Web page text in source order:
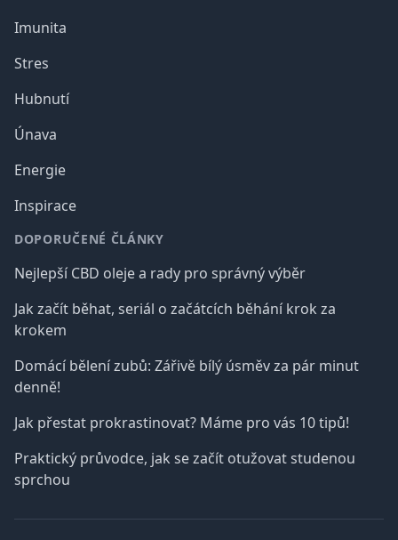
Imunita
Stres
Hubnutí
Únava
Energie
Inspirace
DOPORUČENÉ ČLÁNKY
Nejlepší CBD oleje a rady pro správný výběr
Jak začít běhat, seriál o začátcích běhání krok za
krokem
Domácí bělení zubů: Zářivě bílý úsměv za pár minut
denně!
Jak přestat prokrastinovat? Máme pro vás 10 tipů!
Praktický průvodce, jak se začít otužovat studenou
sprchou